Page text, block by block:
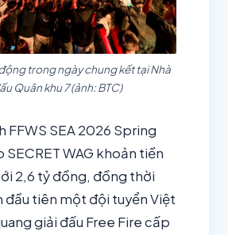
trong ngày chung kết tại Nhà
Quân khu 7 (ảnh: BTC)
FFWS SEA 2026 Spring
SECRET WAG khoản tiền
2,6 tỷ đồng, đồng thời
đầu tiên một đội tuyển Việt
giải đấu Free Fire cấp